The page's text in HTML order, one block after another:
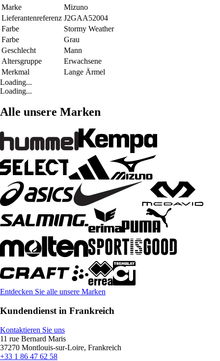
Marke
Mizuno
Lieferantenreferenz J2GAA52004
Farbe
Stormy Weather
Farbe
Grau
Geschlecht
Mann
Altersgruppe
Erwachsene
Merkmal
Lange Ärmel
Loading...
Loading...
Alle unsere Marken
Entdecken Sie alle unsere Marken
Kundendienst in Frankreich
Kontaktieren Sie uns
11 rue Bernard Maris
37270 Montlouis-sur-Loire, Frankreich
+33 1 86 47 62 58